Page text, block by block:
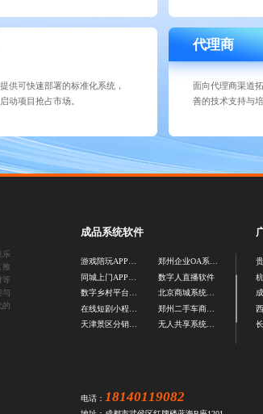
供可快速部署的标准化系统，
动项目抢占市场。
代理商
面向代理商渠道
善的技术支持与
乐
推
等
与
的
成品系统软件
数字乡村平台开发
天津景区分销系统源码
数字人直播软件
北京商城系统源码
无人共享系统源码
电话： 18140119082